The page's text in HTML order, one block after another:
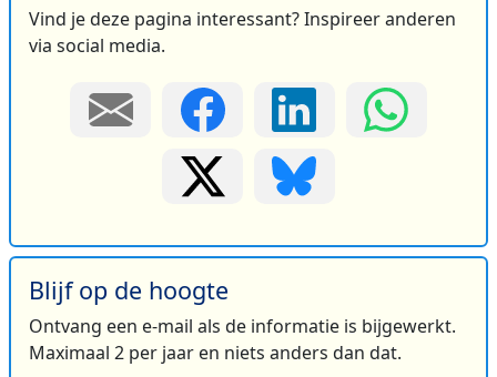
Vind je deze pagina interessant? Inspireer anderen
via social media.
Blijf op de hoogte
Ontvang een e-mail als de informatie is bijgewerkt.
Maximaal 2 per jaar en niets anders dan dat.